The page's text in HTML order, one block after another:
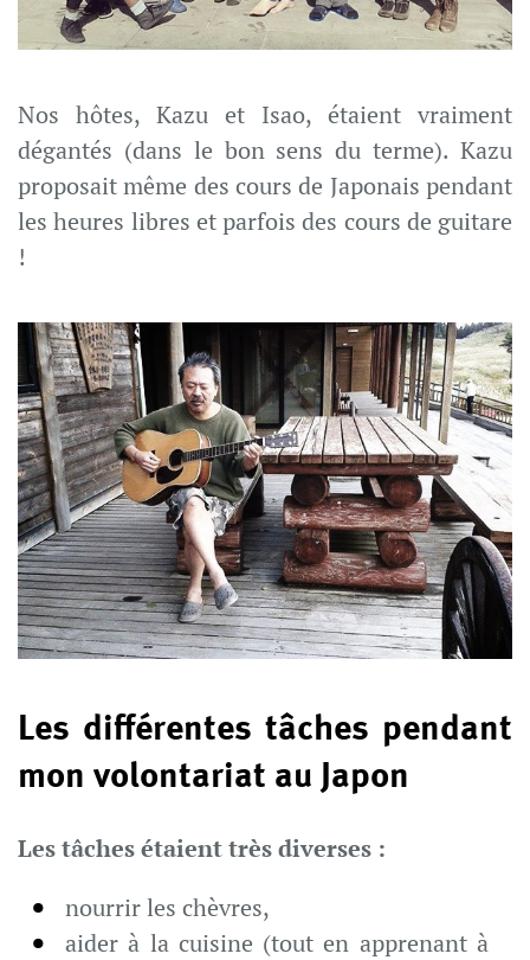
Nos hôtes, Kazu et Isao, étaient vraiment
dégantés (dans le bon sens du terme). Kazu
proposait même des cours de Japonais pendant
les heures libres et parfois des cours de guitare
!
Les différentes tâches pendant
mon volontariat au Japon
Les tâches étaient très diverses :
nourrir les chèvres,
aider à la cuisine (tout en apprenant à